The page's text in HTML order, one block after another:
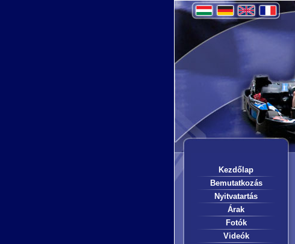
Kezdőlap
Bemutatkozás
Nyitvatartás
Árak
Fotók
Videók